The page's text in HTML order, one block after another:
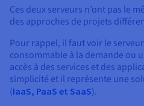
Ces deux serveurs n’ont pas le
des approches de projets
Pour rappel, il faut voir le
consommable à la demande ou
accès à des services et des
simplicité et il représente une
(IaaS, PaaS et SaaS).